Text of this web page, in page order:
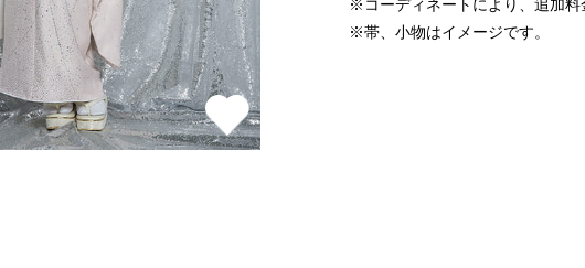
※帯、小物はイメージです。